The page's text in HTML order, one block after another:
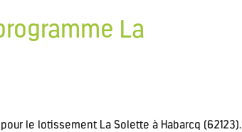
La
le lotissement La Solette à Habarcq (62123).